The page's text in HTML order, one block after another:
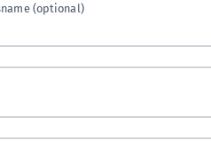
(optional)